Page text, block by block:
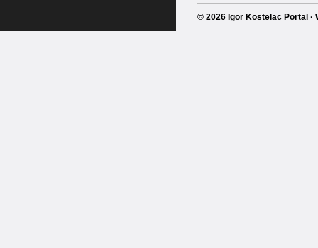
© 2026 Igor Kostelac Portal